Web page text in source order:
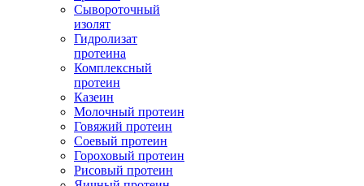
Сывороточный
изолят
Гидролизат
протеина
Комплексный
протеин
Казеин
Молочный протеин
Говяжий протеин
Соевый протеин
Гороховый протеин
Рисовый протеин